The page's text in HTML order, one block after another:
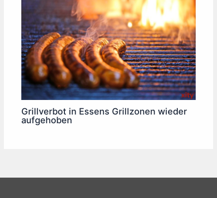
Grillverbot in Essens Grillzonen wieder
aufgehoben